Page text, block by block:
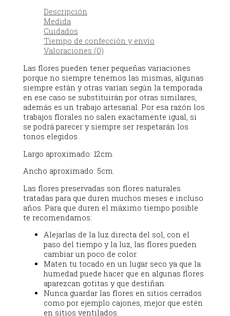
Descripción
Medida
Cuidados
Tiempo de confección y envío
Valoraciones (0)
Las flores pueden tener pequeñas variaciones
porque no siempre tenemos las mismas, algunas
siempre están y otras varían según la temporada
en ese caso se substituirán por otras similares,
además es un trabajo artesanal. Por esa razón los
trabajos florales no salen exactamente igual, si
se podrá parecer y siempre ser respetarán los
tonos elegidos.
Largo aproximado: 12cm.
Ancho aproximado: 5cm.
Las flores preservadas son flores naturales
tratadas para que duren muchos meses e incluso
años. Para que duren el máximo tiempo posible
te recomendamos:
Alejarlas de la luz directa del sol, con el
paso del tiempo y la luz, las flores pueden
cambiar un poco de color.
Maten tu tocado en un lugar seco ya que la
humedad puede hacer que en algunas flores
aparezcan gotitas y que destiñan.
Nunca guardar las flores en sitios cerrados
como por ejemplo cajones, mejor que estén
en sitios ventilados.